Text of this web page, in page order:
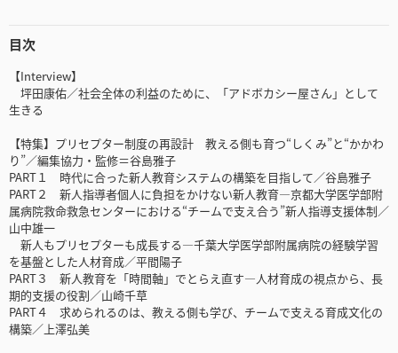
目次
【Interview】
坪田康佑／社会全体の利益のために、「アドボカシー屋さん」として
生きる
【特集】プリセプター制度の再設計 教える側も育つ“しくみ”と“かかわ
り”／編集協力・監修＝谷島雅子
PART１ 時代に合った新人教育システムの構築を目指して／谷島雅子
PART２ 新人指導者個人に負担をかけない新人教育―京都大学医学部附
属病院救命救急センターにおける“チームで支え合う”新人指導支援体制／
山中雄一
新人もプリセプターも成長する―千葉大学医学部附属病院の経験学習
を基盤とした人材育成／平間陽子
PART３ 新人教育を「時間軸」でとらえ直す―人材育成の視点から、長
期的支援の役割／山崎千草
PART４ 求められるのは、教える側も学び、チームで支える育成文化の
構築／上澤弘美